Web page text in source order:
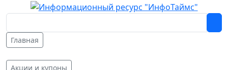
Главная
Акции и купоны